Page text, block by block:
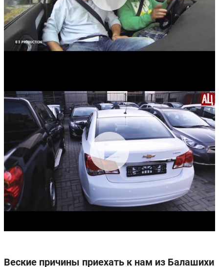
Веские причины приехать к нам из Балашихи